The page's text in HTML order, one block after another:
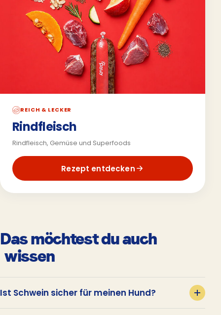
REICH & LECKER
Rindfleisch
Rindfleisch, Gemüse und Superfoods
Rezept entdecken
Das möchtest du auch
wissen
Ist Schwein sicher für meinen Hund?